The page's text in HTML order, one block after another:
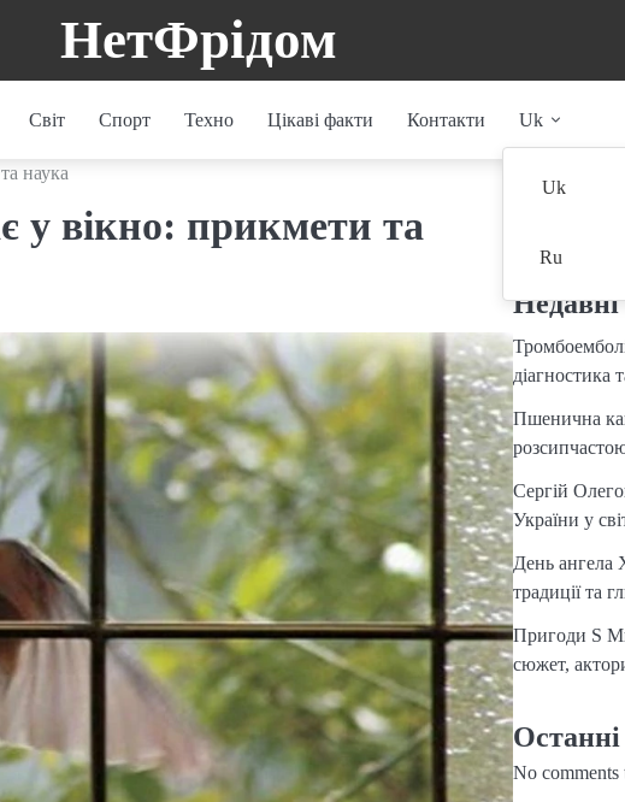
НетФрідом
Світ Спорт Техно Цікаві факти Контакти Uk
Uk
Ru
наука
у вікно: прикмети та
діагностика
Пшенична
Сергій
України у
День ангела
традиції та
Пригоди S
сюжет,
No comments